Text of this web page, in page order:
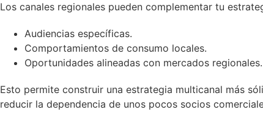
Los canales regionales pueden complementar tu
Audiencias específicas.
Comportamientos de consumo locales.
Oportunidades alineadas con mercados regionales.
Esto permite construir una estrategia multicanal más
reducir la dependencia de unos pocos socios